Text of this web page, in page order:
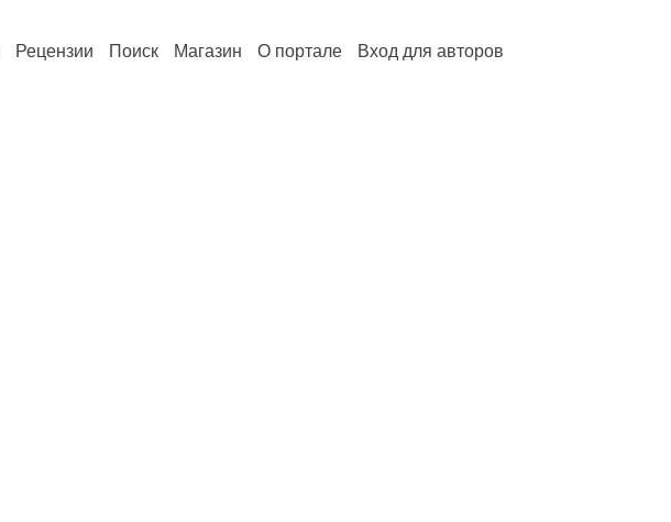
Рецензии Поиск Магазин О портале Вход для авторов